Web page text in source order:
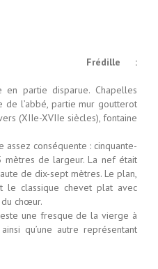
Frédille :
en partie disparue. Chapelles
de l’abbé, partie mur goutterot
(XIIe-XVIIe siècles), fontaine
assez conséquente : cinquante-
de largeur. La nef était
de dix-sept mètres. Le plan,
le classique chevet plat avec
chœur.
une fresque de la vierge à
qu’une autre représentant